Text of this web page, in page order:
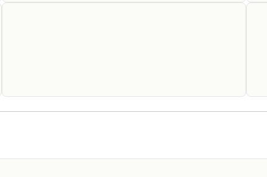
Progesteron
Diagnostyka i leczenie zaburzeń pracy